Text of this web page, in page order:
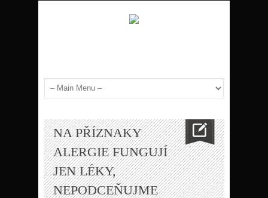
NA PŘÍZNAKY
ALERGIE FUNGUJÍ
JEN LÉKY,
NEPODCEŇUJME